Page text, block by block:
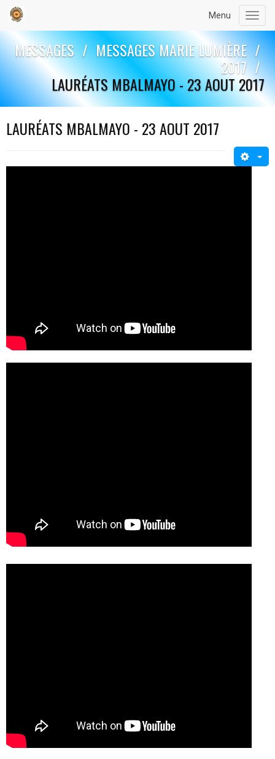
Menu
MESSAGES/ MESSAGES MARIE LUMIÈRE /
2017 /
LAURÉATS MBALMAYO - 23 AOUT 2017
LAURÉATS MBALMAYO - 23 AOUT 2017